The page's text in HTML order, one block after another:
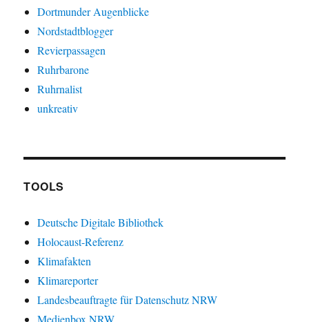
Dortmunder Augenblicke
Nordstadtblogger
Revierpassagen
Ruhrbarone
Ruhrnalist
unkreativ
TOOLS
Deutsche Digitale Bibliothek
Holocaust-Referenz
Klimafakten
Klimareporter
Landesbeauftragte für Datenschutz NRW
Medienbox NRW